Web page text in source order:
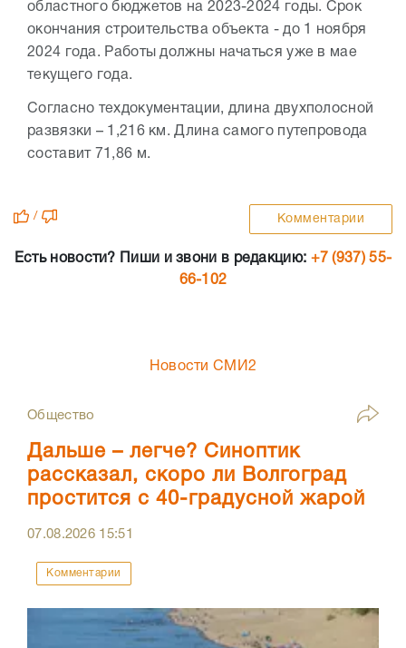
областного бюджетов на 2023-2024 годы. Срок
окончания строительства объекта - до 1 ноября
2024 года. Работы должны начаться уже в мае
текущего года.
Согласно техдокументации, длина двухполосной
развязки – 1,216 км. Длина самого путепровода
составит 71,86 м.
/ Комментарии
Есть новости? Пиши и звони в редакцию: +7 (937) 55-
66-102
Новости СМИ2
Общество
Дальше – легче? Синоптик
рассказал, скоро ли Волгоград
простится с 40-градусной жарой
07.08.2026 15:51
Комментарии